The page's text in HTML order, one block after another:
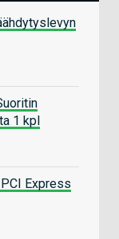
1 kpl
Express